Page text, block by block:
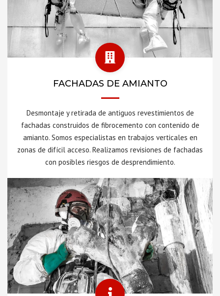
FACHADAS DE AMIANTO
Desmontaje y retirada de antiguos revestimientos de
fachadas construidos de fibrocemento con contenido de
amianto. Somos especialistas en trabajos verticales en
zonas de difícil acceso. Realizamos revisiones de fachadas
con posibles riesgos de desprendimiento.